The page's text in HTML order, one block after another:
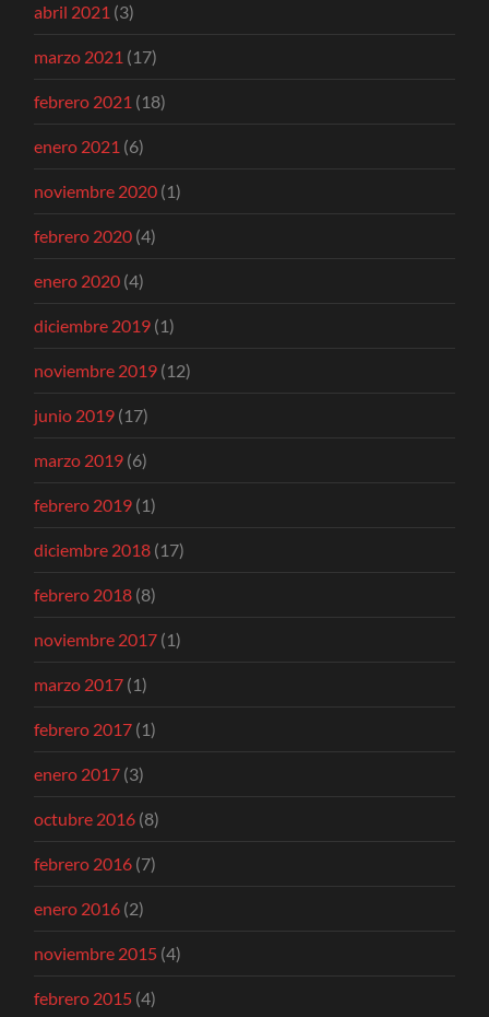
abril 2021 (3)
marzo 2021 (17)
febrero 2021 (18)
enero 2021 (6)
noviembre 2020 (1)
febrero 2020 (4)
enero 2020 (4)
diciembre 2019 (1)
noviembre 2019 (12)
junio 2019 (17)
marzo 2019 (6)
febrero 2019 (1)
diciembre 2018 (17)
febrero 2018 (8)
noviembre 2017 (1)
marzo 2017 (1)
febrero 2017 (1)
enero 2017 (3)
octubre 2016 (8)
febrero 2016 (7)
enero 2016 (2)
noviembre 2015 (4)
febrero 2015 (4)